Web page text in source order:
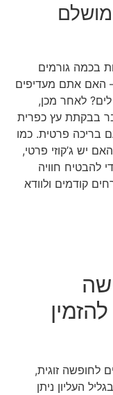
בכמה גורמים
האם אתם מעדיפים
לאחר מכן,
בבקתת עץ כפרית
בריכה פרטית. כמו
יש ג’קוזי פרטי,
להבטיח חוויה
קודמים ולוודא
לחופשה זוגית,
העליון ניתן